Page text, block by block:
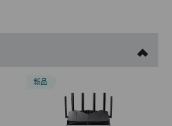
新品